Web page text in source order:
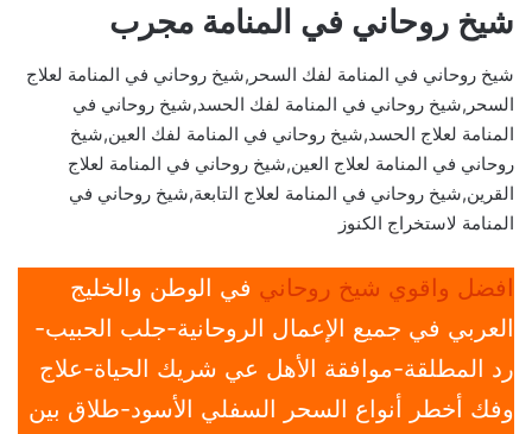
شيخ روحاني في المنامة مجرب
شيخ روحاني في المنامة لفك السحر,شيخ روحاني في المنامة لعلاج
السحر,شيخ روحاني في المنامة لفك الحسد,شيخ روحاني في
المنامة لعلاج الحسد,شيخ روحاني في المنامة لفك العين,شيخ
روحاني في المنامة لعلاج العين,شيخ روحاني في المنامة لعلاج
القرين,شيخ روحاني في المنامة لعلاج التابعة,شيخ روحاني في
المنامة لاستخراج الكنوز
افضل واقوي شيخ روحاني في الوطن والخليج
العربي في جميع الإعمال الروحانية-جلب الحبيب-
رد المطلقة-موافقة الأهل عي شريك الحياة-علاج
وفك أخطر أنواع السحر السفلي الأسود-طلاق بين